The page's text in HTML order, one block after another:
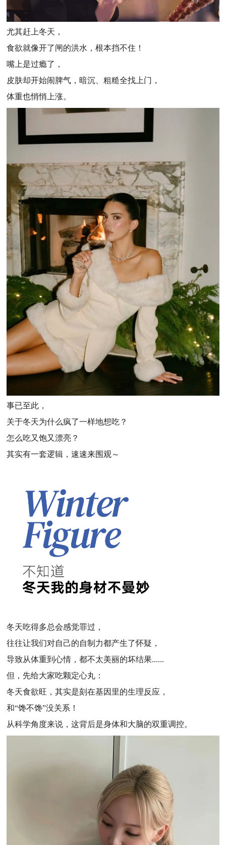
尤其赶上冬天，
食欲就像开了闸的洪水，根本挡不住！
嘴上是过瘾了，
皮肤却开始闹脾气，暗沉、粗糙全找上门，
体重也悄悄上涨。
事已至此，
关于冬天为什么疯了一样地想吃？
怎么吃又饱又漂亮？
其实有一套逻辑，速速来围观～
冬天吃得多总会感觉罪过，
往往让我们对自己的自制力都产生了怀疑，
导致从体重到心情，都不太美丽的坏结果......
但，先给大家吃颗定心丸：
冬天食欲旺，其实是刻在基因里的生理反应，
和“馋不馋”没关系！
从科学角度来说，这背后是身体和大脑的双重调控。